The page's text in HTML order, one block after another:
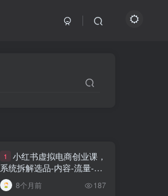
1
小红书虚拟电商创业课，
系统拆解选品-内容-流量-变
现，实现零成本变现
8个月前 187